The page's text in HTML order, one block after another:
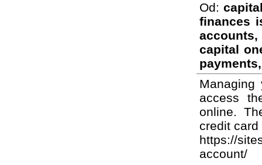
Od:
finances
capital
access
online.
credit
https://
account/